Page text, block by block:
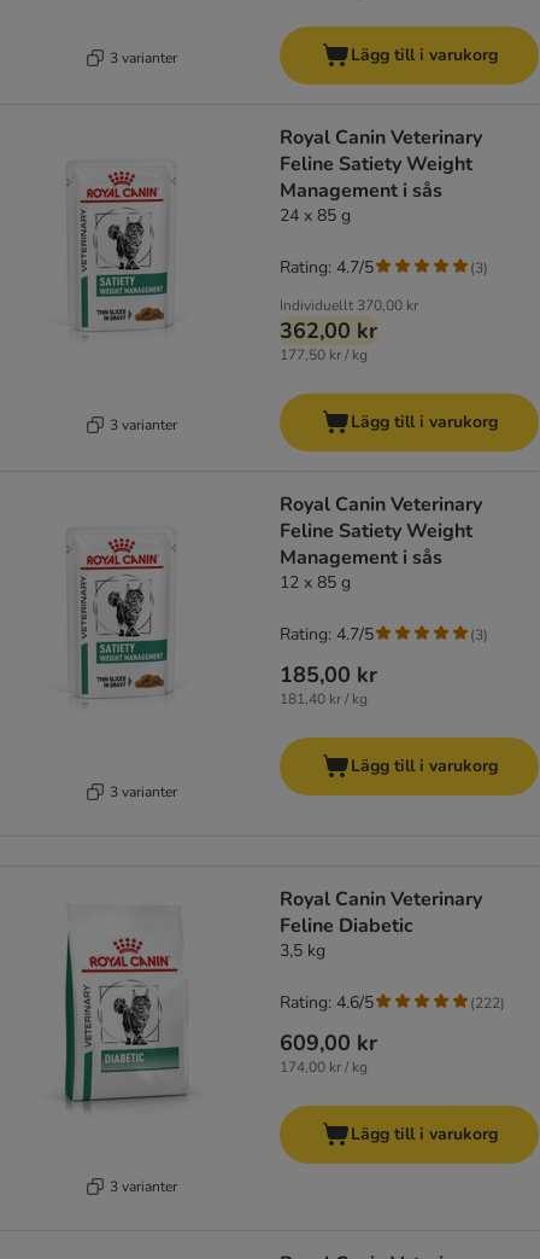
3 varianter Lägg till i varukorg
3 varianter
Royal Canin Veterinary
Feline Satiety Weight
Management i sås
24 x 85 g
Individuellt 370,00 kr
362,00 kr
177,50 kr / kg
Rating: 4.7/5 (3)
Lägg till i varukorg
3 varianter
Royal Canin Veterinary
Feline Satiety Weight
Management i sås
12 x 85 g
185,00 kr
181,40 kr / kg
Rating: 4.7/5 (3)
Lägg till i varukorg
3 varianter
Royal Canin Veterinary
Feline Diabetic
3,5 kg
609,00 kr
174,00 kr / kg
Rating: 4.6/5 (222)
Lägg till i varukorg